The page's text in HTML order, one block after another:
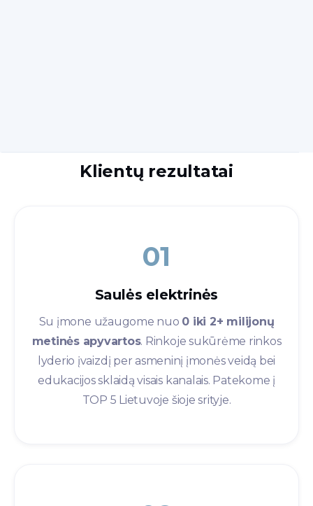
Klientų rezultatai​
01
Saulės elektrinės​
Su įmone užaugome nuo 0 iki 2+ milijonų
metinės apyvartos. Rinkoje sukūrėme rinkos
lyderio įvaizdį per asmeninį įmonės veidą bei
edukacijos sklaidą visais kanalais. Patekome į
TOP 5 Lietuvoje šioje srityje.